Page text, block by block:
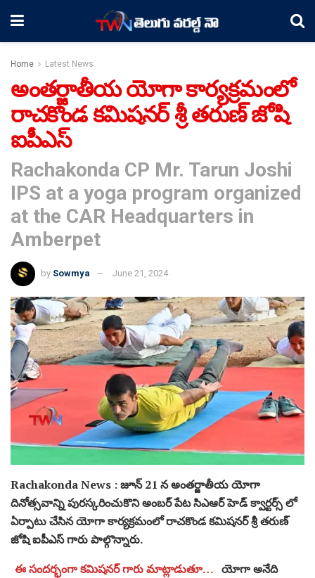
Home Latest News
అంతర్జాతీయ యోగా కార్యక్రమంలో
రాచకొండ కమిషనర్ శ్రీ తరుణ్ జోషి
ఐపీఎస్
Rachakonda CP Mr. Tarun Joshi
IPS at a yoga program organized
at the CAR Headquarters in
Amberpet
by Sowmya June 21, 2024
Rachakonda News : జూన్ 21 న అంతర్జాతీయ యోగా
దినోత్సవాన్ని పురస్కరించుకొని అంబర్ పేట సిఎఆర్ హెడ్ క్వార్టర్స్ లో
ఏర్పాటు చేసిన యోగా కార్యక్రమంలో రాచకొండ కమిషనర్ శ్రీ తరుణ్
జోషి ఐపీఎస్ గారు పాల్గొన్నారు.
ఈ సందర్భంగా కమిషనర్ గారు మాట్లాడుతూ… యోగా అనేది